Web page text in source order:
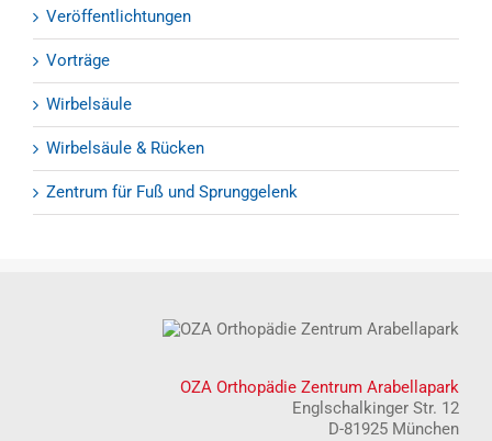
Veröffentlichtungen
Vorträge
Wirbelsäule
Wirbelsäule & Rücken
Zentrum für Fuß und Sprunggelenk
OZA Orthopädie Zentrum Arabellapark
Englschalkinger Str. 12
D-81925 München